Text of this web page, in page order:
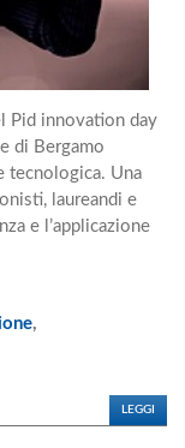
Pid innovation day
di Bergamo
tecnologica. Una
laureandi e
e l’applicazione
,
LEGGI